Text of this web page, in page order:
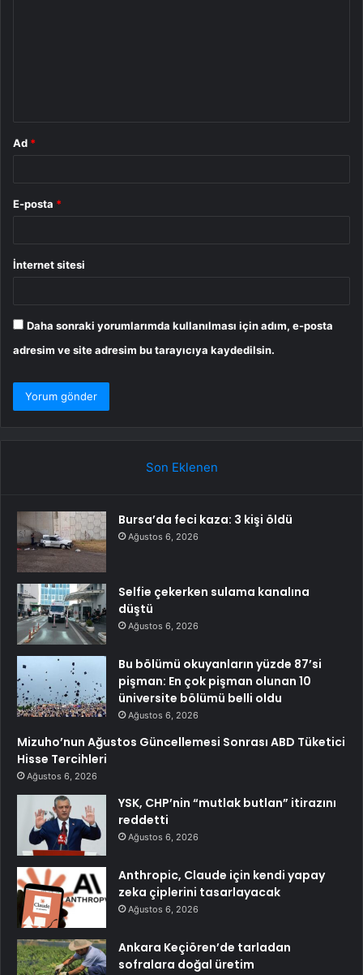
Ad *
E-posta *
İnternet sitesi
Daha sonraki yorumlarımda kullanılması için adım, e-posta
adresim ve site adresim bu tarayıcıya kaydedilsin.
Son Eklenen
Bursa’da feci kaza: 3 kişi öldü
Ağustos 6, 2026
Selfie çekerken sulama kanalına
düştü
Ağustos 6, 2026
Bu bölümü okuyanların yüzde 87’si
pişman: En çok pişman olunan 10
üniversite bölümü belli oldu
Ağustos 6, 2026
Mizuho’nun Ağustos Güncellemesi Sonrası ABD Tüketici
Hisse Tercihleri
Ağustos 6, 2026
YSK, CHP’nin “mutlak butlan” itirazını
reddetti
Ağustos 6, 2026
Anthropic, Claude için kendi yapay
zeka çiplerini tasarlayacak
Ağustos 6, 2026
Ankara Keçiören’de tarladan
sofralara doğal üretim